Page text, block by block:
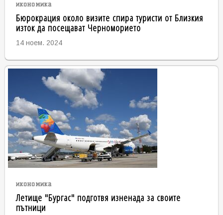
икономика
Бюрокрация около визите спира туристи от Близкия
изток да посещават Черноморието
14 ноем. 2024
икономика
Летище "Бургас" подготвя изненада за своите
пътници